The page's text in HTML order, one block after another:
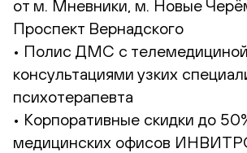
от м. Мневники, м. Новые
Проспект Вернадского
• Полис ДМС с телемедициной,
консультациями узких
психотерапевта
• Корпоративные скидки до
медицинских офисов